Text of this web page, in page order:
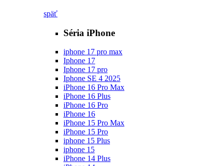
späť
Séria iPhone
iphone 17 pro max
Iphone 17
Iphone 17 pro
Iphone SE 4 2025
iPhone 16 Pro Max
iPhone 16 Plus
iPhone 16 Pro
iPhone 16
iPhone 15 Pro Max
iPhone 15 Pro
iphone 15 Plus
iphone 15
iPhone 14 Plus